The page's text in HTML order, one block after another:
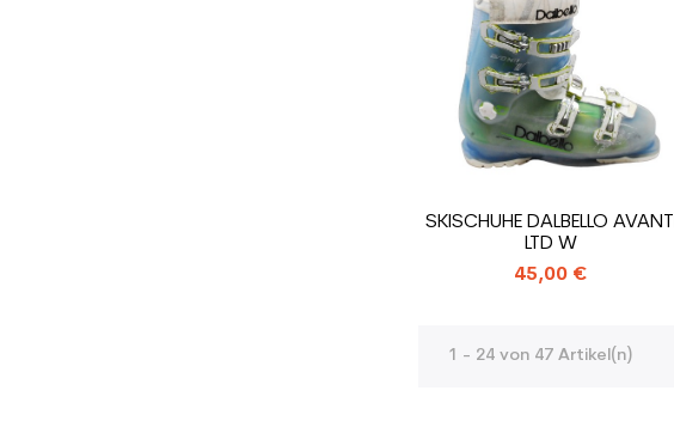
SKISCHUHE DALBELLO AVANTI
LTD W
45,00 €
1 - 24 von 47 Artikel(n)